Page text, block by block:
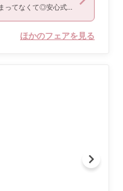
お盆フェア開催！即決なし｜まだ決まってなくて◎安心式場相談会
ほかのフェアを見る